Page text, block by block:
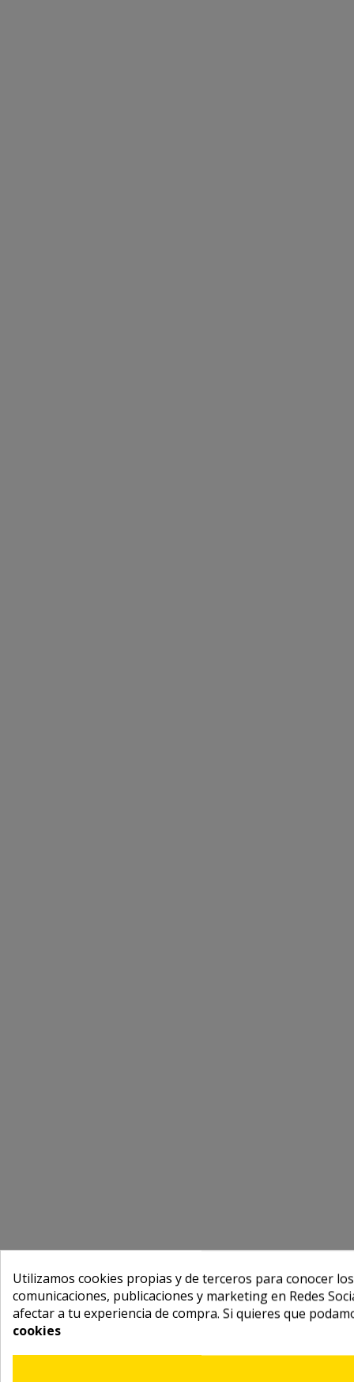
Utilizamos cookies propias y de terceros para conocer
comunicaciones, publicaciones y marketing en Redes
afectar a tu experiencia de compra. Si quieres que
cookies